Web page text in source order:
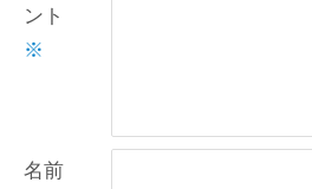
ント
※
名前